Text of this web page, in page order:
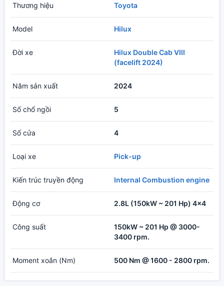
Thương hiệu Toyota
Model Hilux
Đời xe
Hilux Double Cab VIII
(facelift 2024)
Năm sản xuất 2024
Số chổ ngồi 5
Số cửa 4
Loại xe Pick-up
Kiến trúc truyền động Internal Combustion engine
Động cơ 2.8L (150kW ~ 201 Hp) 4x4
Công suất
150kW ~ 201 Hp @ 3000-
3400 rpm.
Moment xoắn (Nm) 500 Nm @ 1600 - 2800 rpm.